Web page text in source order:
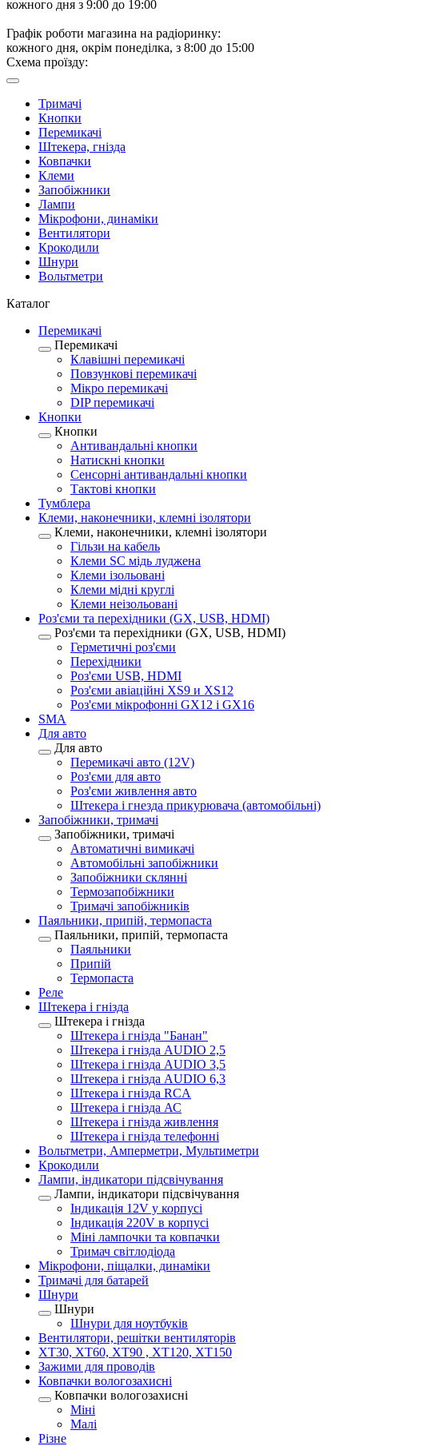
кожного дня з 9:00 до 19:00
Графік роботи магазина на радіоринку:
кожного дня, окрім понеділка, з 8:00 до 15:00
Схема проїзду:
Тримачі
Кнопки
Перемикачі
Штекера, гнізда
Ковпачки
Клеми
Запобіжники
Лампи
Мікрофони, динаміки
Вентилятори
Крокодили
Шнури
Вольтметри
Каталог
Перемикачі
Перемикачі
Клавішні перемикачі
Повзункові перемикачі
Мікро перемикачі
DIP перемикачі
Кнопки
Кнопки
Антивандальні кнопки
Натискні кнопки
Сенсорні антивандальні кнопки
Тактові кнопки
Тумблера
Клеми, наконечники, клемні ізолятори
Клеми, наконечники, клемні ізолятори
Гільзи на кабель
Клеми SC мідь луджена
Клеми ізольовані
Клеми мідні круглі
Клеми неізольовані
Роз'єми та перехідники (GX, USB, HDMI)
Роз'єми та перехідники (GX, USB, HDMI)
Герметичні роз'єми
Перехідники
Роз'єми USB, HDMI
Роз'єми авіаційні XS9 и XS12
Роз'єми мікрофонні GX12 і GX16
SMA
Для авто
Для авто
Перемикачі авто (12V)
Роз'єми для авто
Роз'єми живлення авто
Штекера і гнезда прикурювача (автомобільні)
Запобіжники, тримачі
Запобіжники, тримачі
Автоматичні вимикачі
Автомобільні запобіжники
Запобіжники склянні
Термозапобіжники
Тримачі запобіжників
Паяльники, припій, термопаста
Паяльники, припій, термопаста
Паяльники
Припій
Термопаста
Реле
Штекера і гнізда
Штекера і гнізда
Штекера і гнізда "Банан"
Штекера і гнізда AUDIO 2,5
Штекера і гнізда AUDIO 3,5
Штекера і гнізда AUDIO 6,3
Штекера і гнізда RCA
Штекера і гнізда АС
Штекера і гнізда живлення
Штекера і гнізда телефонні
Вольтметри, Амперметри, Мультиметри
Крокодили
Лампи, індикатори підсвічування
Лампи, індикатори підсвічування
Індикація 12V у корпусі
Індикація 220V в корпусі
Міні лампочки та ковпачки
Тримач світлодіода
Мікрофони, піщалки, динаміки
Тримачі для батарей
Шнури
Шнури
Шнури для ноутбуків
Вентилятори, решітки вентиляторів
XT30, XT60, XT90 , XT120, XT150
Зажими для проводів
Ковпачки вологозахисні
Ковпачки вологозахисні
Міні
Малі
Різне